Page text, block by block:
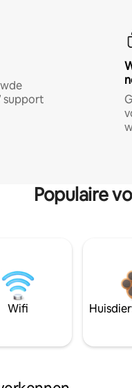
support
Populaire
Wifi